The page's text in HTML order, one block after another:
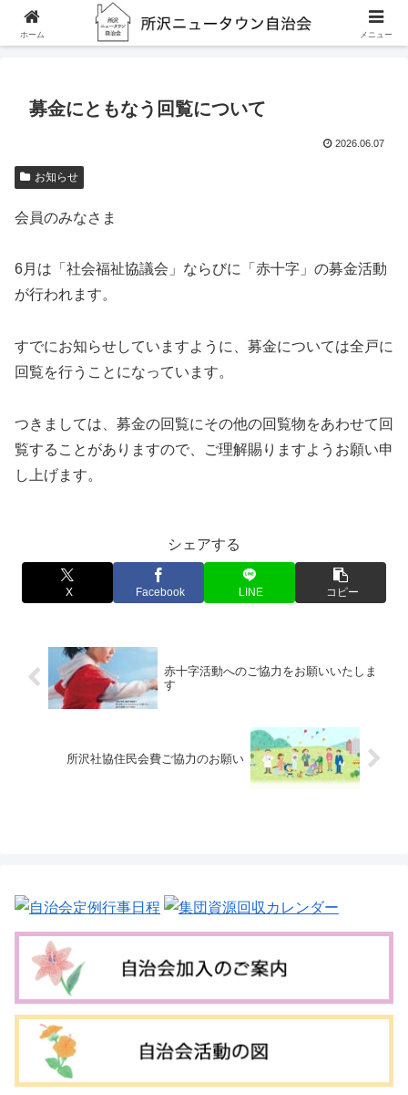
お知らせ 募金にともなう回覧について
募金にともなう回覧について
2026.06.07
お知らせ
会員のみなさま
6月は「社会福祉協議会」ならびに「赤十字」の募金活動
が行われます。
すでにお知らせしていますように、募金については全戸に
回覧を行うことになっています。
つきましては、募金の回覧にその他の回覧物をあわせて回
覧することがありますので、ご理解賜りますようお願い申
し上げます。
シェアする
X Facebook LINE コピー
赤十字活動へのご協力をお願いいたしま
す
所沢社協住民会費ご協力のお願い
ホーム メニュー